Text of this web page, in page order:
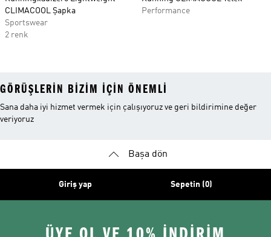
CLIMACOOL Şapka
Sportswear
2 renk
Performance
GÖRÜŞLERIN BIZIM IÇIN ÖNEMLI
Sana daha iyi hizmet vermek için çalışıyoruz ve geri bildirimine değer
veriyoruz
Başa dön
Giriş yap Sepetin (0)